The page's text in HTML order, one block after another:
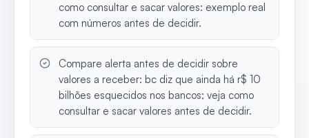
como consultar e sacar valores: exemplo real
com números antes de decidir.
Compare alerta antes de decidir sobre
valores a receber: bc diz que ainda há r$ 10
bilhões esquecidos nos bancos; veja como
consultar e sacar valores antes de decidir.